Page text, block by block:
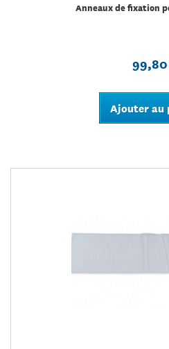
Anneaux de fixation
Ajouter au